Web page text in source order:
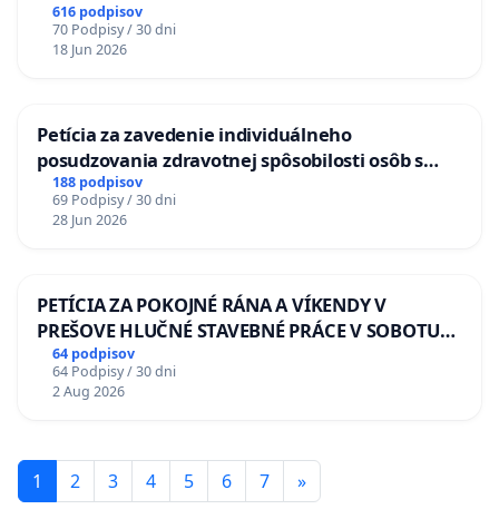
616 podpisov
70 Podpisy / 30 dni
18 Jun 2026
Petícia za zavedenie individuálneho
posudzovania zdravotnej spôsobilosti osôb s
diabetom 1. a 2. typu pri prijímaní do
Policajného zboru SR
188 podpisov
69 Podpisy / 30 dni
28 Jun 2026
PETÍCIA ZA POKOJNÉ RÁNA A VÍKENDY V
PREŠOVE HLUČNÉ STAVEBNÉ PRÁCE V SOBOTU
LEN OD 9.00 DO 13.00 HOD., CEZ PRACOVNÝ
TÝŽDEŇ CIEĽ 8.00 – 18.00 HOD. A PRAVIDELNÁ
KONTROLA STAVBY C-AREA NA
64 podpisov
64 Podpisy / 30 dni
2 Aug 2026
1 2 3 4 5 6 7 »